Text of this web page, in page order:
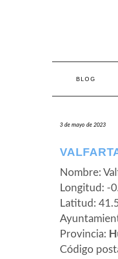
BLOG
3 de mayo de 2023
Nombre:
Longitud: -
Latitud:
Provincia:
Código